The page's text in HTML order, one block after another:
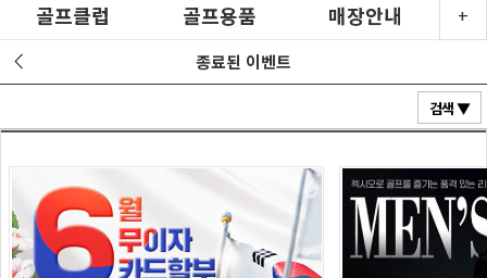
+
골프클럽 골프용품 매장안내 소
종료된 이벤트
검색 ▼